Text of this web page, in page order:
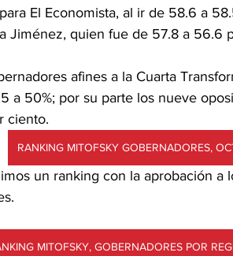
El Economista, al ir de 58.6 a
Jiménez, quien fue de 57.8 a 56.6
afines a la Cuarta
a 50%; por su parte los nueve
ciento.
RANKING MITOFSKY GOBERNADORES,
un ranking con la aprobación a
MITOFSKY, GOBERNADORES POR